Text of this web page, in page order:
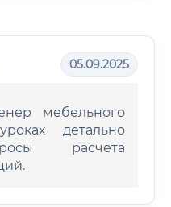
05.09.2025
мебельного
детально
расчета